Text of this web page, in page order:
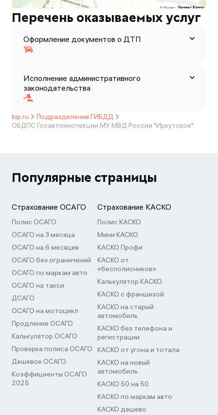
Перечень оказываемых услуг
Оформление документов о ДТП
Исполнение административного
законодательства
bip.ru
Подразделения ГИБДД
ОБДПС Госавтоинспекции МУ МВД России "Иркутское"
Популярные страницы
Страхование ОСАГО
Полис ОСАГО
ОСАГО на 3 месяца
ОСАГО на 6 месяцев
ОСАГО без ограничений
ОСАГО по маркам авто
ОСАГО на такси
ДСАГО
ОСАГО на мотоцикл
Продление ОСАГО
Калькулятор ОСАГО
Проверка полиса ОСАГО
Дешевое ОСАГО
Коэффициенты ОСАГО
2025
Страхование КАСКО
Полис КАСКО
Мини КАСКО
КАСКО Профи
КАСКО от
«бесполисников»
Калькулятор КАСКО
КАСКО с франшизой
КАСКО на старый
автомобиль
КАСКО без телефона и
регистрации
КАСКО от угона и тотала
КАСКО на новый
автомобиль
КАСКО 50 на 50
КАСКО по маркам авто
КАСКО дешево